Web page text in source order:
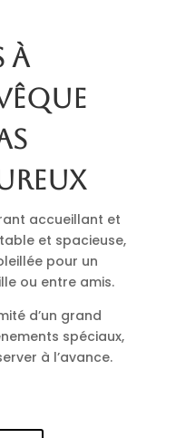
à
accueillant et
et spacieuse,
pour un
ou entre amis.
d’un grand
spéciaux,
à l’avance.